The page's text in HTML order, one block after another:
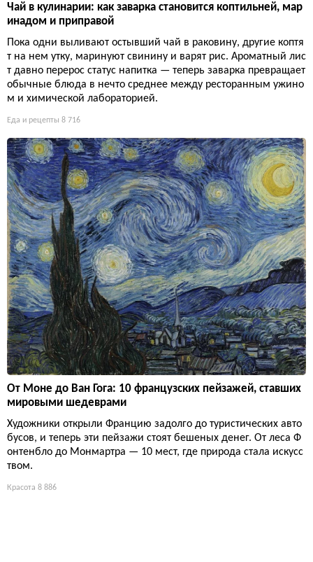
Чай в кулинарии: как заварка становится коптильней, мар
инадом и приправой
Пока одни выливают остывший чай в раковину, другие коптя
т на нем утку, маринуют свинину и варят рис. Ароматный лис
т давно перерос статус напитка — теперь заварка превращает
обычные блюда в нечто среднее между ресторанным ужино
м и химической лабораторией.
Еда и рецепты 8 716
От Моне до Ван Гога: 10 французских пейзажей, ставших
мировыми шедеврами
Художники открыли Францию задолго до туристических авто
бусов, и теперь эти пейзажи стоят бешеных денег. От леса Ф
онтенбло до Монмартра — 10 мест, где природа стала искусс
твом.
Красота 8 886